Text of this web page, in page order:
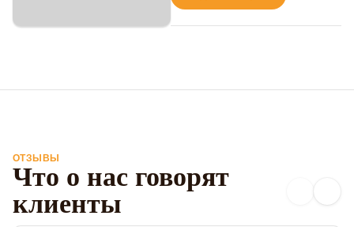
ОТЗЫВЫ
Что о нас говорят
клиенты